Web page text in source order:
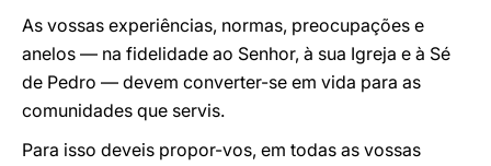
As vossas experiências, normas, preocupações e
anelos — na fidelidade ao Senhor, à sua Igreja e à Sé
de Pedro — devem converter-se em vida para as
comunidades que servis.
Para isso deveis propor-vos, em todas as vossas